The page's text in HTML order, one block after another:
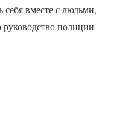
вместе с людьми,
полиции